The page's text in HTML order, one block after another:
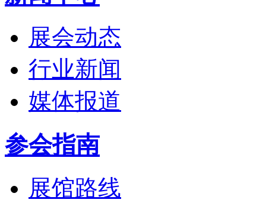
展会动态
行业新闻
媒体报道
参会指南
展馆路线